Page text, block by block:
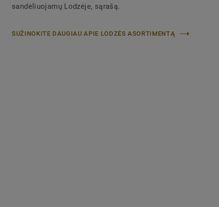
sandėliuojamų Lodzėje, sąrašą.
SUŽINOKITE DAUGIAU APIE LODZĖS ASORTIMENTĄ